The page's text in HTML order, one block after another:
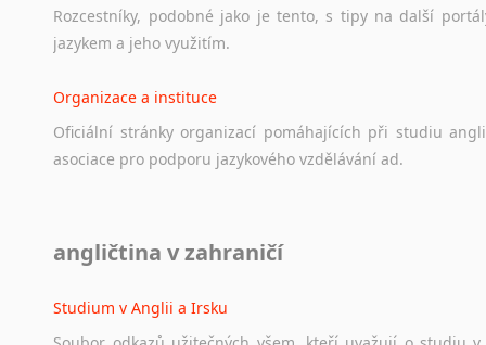
Rozcestníky, podobné jako je tento, s tipy na další
jazykem a jeho využitím.
Organizace a instituce
Oficiální stránky organizací pomáhajících při studiu
asociace pro podporu jazykového vzdělávání ad.
Ať už se jedná o česká diskusní
angličtina v zahraničí
Studium v Anglii a Irsku